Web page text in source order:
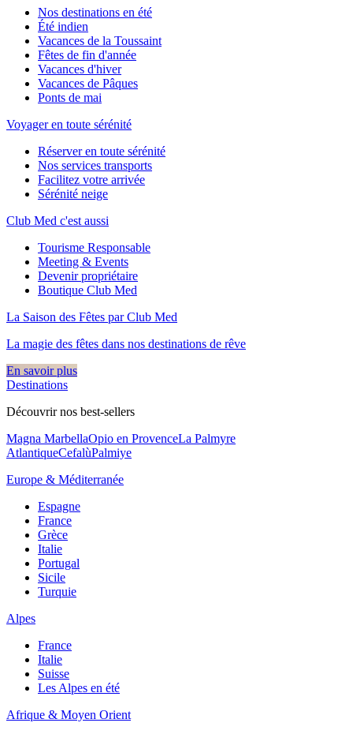
Nos destinations en été
Été indien
Vacances de la Toussaint
Fêtes de fin d'année
Vacances d'hiver
Vacances de Pâques
Ponts de mai
Voyager en toute sérénité
Réserver en toute sérénité
Nos services transports
Facilitez votre arrivée
Sérénité neige
Club Med c'est aussi
Tourisme Responsable
Meeting & Events
Devenir propriétaire
Boutique Club Med
La Saison des Fêtes par Club Med
La magie des fêtes dans nos destinations de rêve​
En savoir plus
Destinations
Découvrir nos best-sellers
Magna MarbellaOpio en ProvenceLa Palmyre
AtlantiqueCefalùPalmiye
Europe & Méditerranée
Espagne
France
Grèce
Italie
Portugal
Sicile
Turquie
Alpes
France
Italie
Suisse
Les Alpes en été
Afrique & Moyen Orient